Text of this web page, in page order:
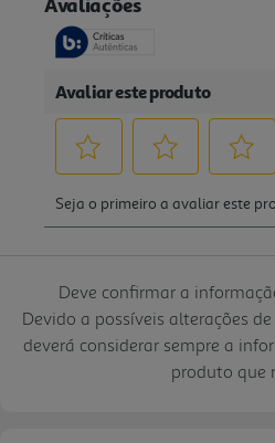
Deve confirmar a
Devido a possíveis alterações
deverá considerar sempre a
produto que